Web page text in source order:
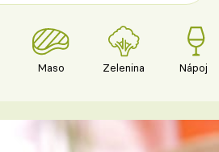
Maso Zelenina Nápoje